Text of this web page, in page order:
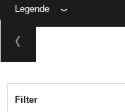
Legende
Filter